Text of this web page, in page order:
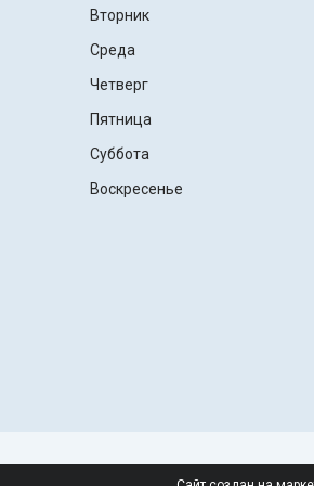
Вторник
Среда
Четверг
Пятница
Суббота
Воскресенье